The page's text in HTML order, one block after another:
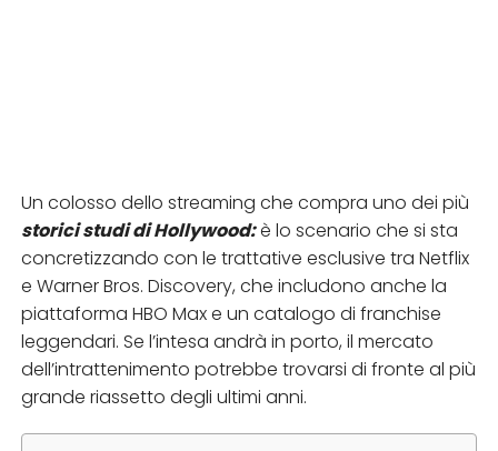
Un colosso dello streaming che compra uno dei più
storici studi di Hollywood:è lo scenario che si sta
concretizzando con le trattative esclusive tra Netflix
e Warner Bros. Discovery, che includono anche la
piattaforma HBO Max e un catalogo di franchise
leggendari. Se l’intesa andrà in porto, il mercato
dell’intrattenimento potrebbe trovarsi di fronte al più
grande riassetto degli ultimi anni.​